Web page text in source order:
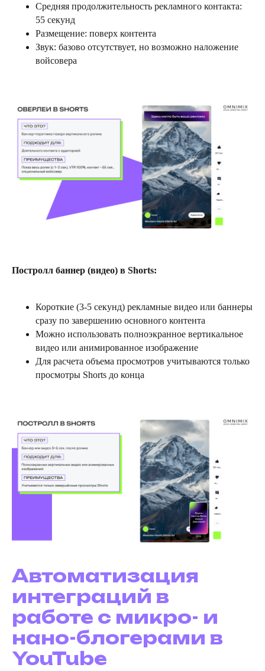
Средняя продолжительность рекламного контакта:
55 секунд
Размещение: поверх контента
Звук: базово отсутствует, но возможно наложение
войсовера
Постролл баннер (видео) в Shorts:
Короткие (3-5 секунд) рекламные видео или баннеры
сразу по завершению основного контента
Можно использовать полноэкранное вертикальное
видео или анимированное изображение
Для расчета объема просмотров учитываются только
просмотры Shorts до конца
Автоматизация
интеграций в
работе с микро- и
нано-блогерами в
YouTube